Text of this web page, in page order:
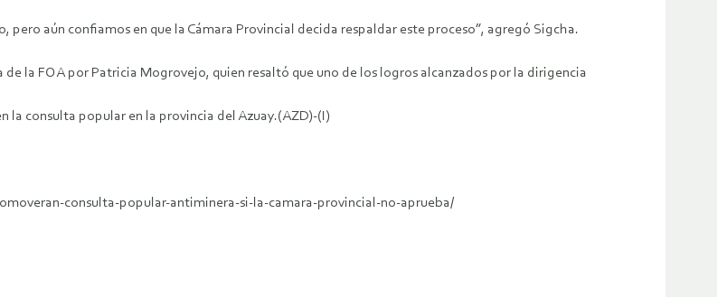
pero aún confiamos en que la Cámara Provincial decida respaldar este proceso”, agregó Sigcha.
la FOA por Patricia Mogrovejo, quien resaltó que uno de los logros alcanzados por la dirigencia
la consulta popular en la provincia del Azuay.(AZD)-(I)
consulta-popular-antiminera-si-la-camara-provincial-no-aprueba/